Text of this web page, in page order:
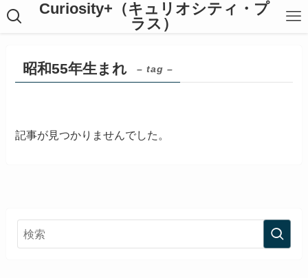
Curiosity+（キュリオシティ・プ
ラス）
昭和55年生まれ – tag –
記事が見つかりませんでした。